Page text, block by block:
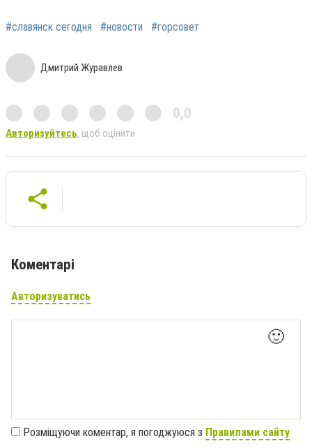
#славянск сегодня #новости #горсовет
Дмитрий Журавлев
0,0
Авторизуйтесь, щоб оцінити
Коментарі
Авторизуватись
🙂
Розміщуючи коментар, я погоджуюся з Правилами сайту